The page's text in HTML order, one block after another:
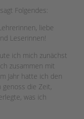
Folgendes:
liebe
Leserinnen!
ich mich zunächst
zusammen mit
Jahr hatte ich den
genoss die Zeit,
was ich